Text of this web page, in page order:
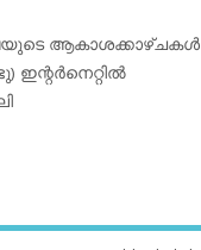
ആകാശക്കാഴ്ചകള്‍
ഇന്റര്‍നെറ്റില്‍